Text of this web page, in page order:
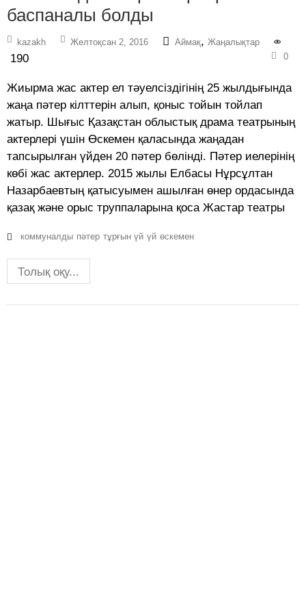
баспаналы болды
kazakh Желтоқсан 2, 2016 Аймақ, Жаңалықтар
190 0
Жиырма жас актер ел тәуелсіздігінің 25 жылдығында
жаңа пәтер кілттерін алып, қоныс тойын тойлап
жатыр. Шығыс Қазақстан облыстық драма театрының
актерлері үшін Өскемен қаласында жаңадан
тапсырылған үйден 20 пәтер бөлінді. Пәтер иелерінің
көбі жас актерлер. 2015 жылы Елбасы Нұрсұлтан
Назарбаевтың қатысуымен ашылған өнер ордасында
қазақ және орыс труппаларына қоса Жастар театры
коммуналды пәтер тұрғын үй үй өскемен
Толық оқу...